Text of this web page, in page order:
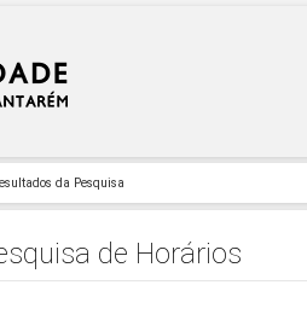
da Pesquisa
de Horários